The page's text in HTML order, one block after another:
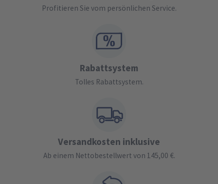
Profitieren Sie vom persönlichen Service.
Rabattsystem
Tolles Rabattsystem.
Versandkosten inklusive
Ab einem Nettobestellwert von 145,00 €.